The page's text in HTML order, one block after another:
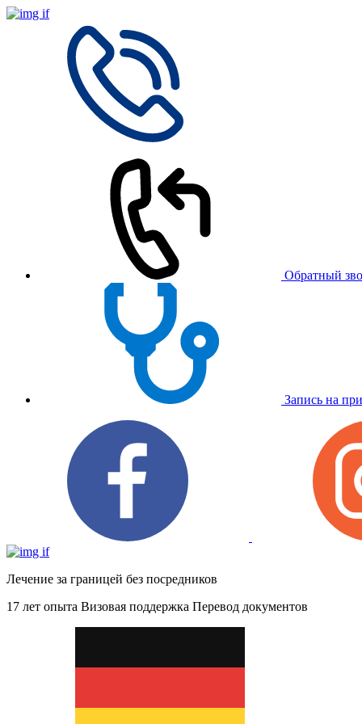
Обратный
Запись на
Лечение за границей без посредников
17 лет опыта Визовая поддержка Перевод документов